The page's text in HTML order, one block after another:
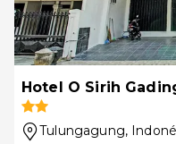
Hotel O Sirih
Tulungagung,